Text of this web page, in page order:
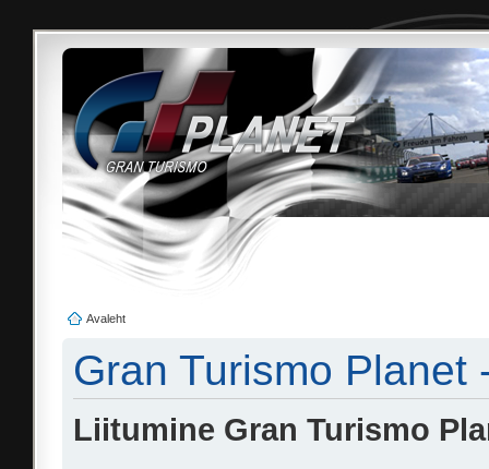
Avaleht
Gran Turismo Planet
Liitumine Gran Turismo